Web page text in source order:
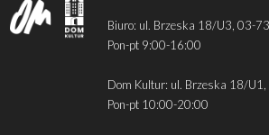
Biuro: ul. Brzeska 18/U3, 03-
Pon-pt 9:00-16:00
Dom Kultur: ul. Brzeska 18/
Pon-pt 10:00-20:00